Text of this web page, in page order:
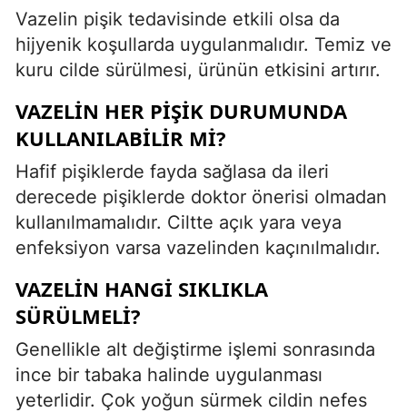
Vazelin pişik tedavisinde etkili olsa da
hijyenik koşullarda uygulanmalıdır. Temiz ve
kuru cilde sürülmesi, ürünün etkisini artırır.
VAZELIN HER PIŞIK DURUMUNDA
KULLANILABILIR MI?
Hafif pişiklerde fayda sağlasa da ileri
derecede pişiklerde doktor önerisi olmadan
kullanılmamalıdır. Ciltte açık yara veya
enfeksiyon varsa vazelinden kaçınılmalıdır.
VAZELIN HANGI SIKLIKLA
SÜRÜLMELI?
Genellikle alt değiştirme işlemi sonrasında
ince bir tabaka halinde uygulanması
yeterlidir. Çok yoğun sürmek cildin nefes